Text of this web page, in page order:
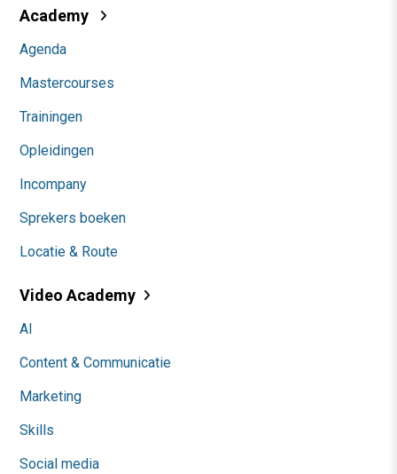
Academy
Agenda
Mastercourses
Trainingen
Opleidingen
Incompany
Sprekers boeken
Locatie & Route
Video Academy
AI
Content & Communicatie
Marketing
Skills
Social media